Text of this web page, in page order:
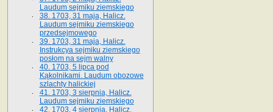
Laudum sejmiku ziemskiego
38. 1703, 31 maja, Halicz.
Laudum sejmiku ziemskiego
przedsejmowego
39. 1703, 31 maja, Halicz.
Instrukcya sejmiku ziemskiego
posłom na sejm walny
40. 1703, 5 lipca pod
Kąkolnikami. Laudum obozowe
szlachty halickiej
41­. 1703, 3 sierpnia, Halicz.
Laudum sejmiku ziemskiego
42. 1703, 4 sierpnia, Halicz.